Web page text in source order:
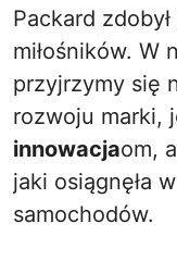
Packard
miłośników. W
przyjrzymy się
rozwoju marki,
innowacjaom,
jaki osiągnęła
samochodów.